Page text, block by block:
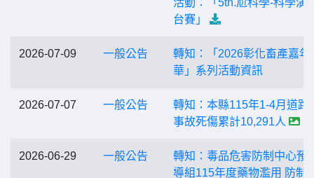
活動：「5th.尬科學-科學演
台賽」
2026-07-09 一般公告
轉知：「2026彰化畜產嘉年
華」系列活動資訊
2026-07-07 一般公告
轉知：本縣115年1-4月道路
事故死傷累計10,291人
2026-06-29 一般公告
轉知：毒品危害防制中心預
導組115年度藥物濫用 防制